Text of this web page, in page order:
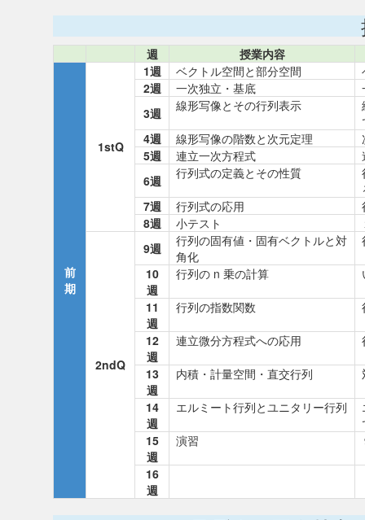
週 授業内容
前
期
1stQ
1週 ベクトル空間と部分空間
2週
一次独立・基底
3週
線形写像とその行列表示
4週
線形写像の階数と次元定理
5週
連立一次方程式
6週
行列式の定義とその性質
7週
行列式の応用
8週
小テスト
2ndQ
9週
行列の固有値・固有ベクトルと対
角化
10
週
行列の n 乗の計算
11
週
行列の指数関数
12
週
連立微分方程式への応用
13
週
内積・計量空間・直交行列
14
週
エルミート行列とユニタリー行列
15
週
演習
16
週